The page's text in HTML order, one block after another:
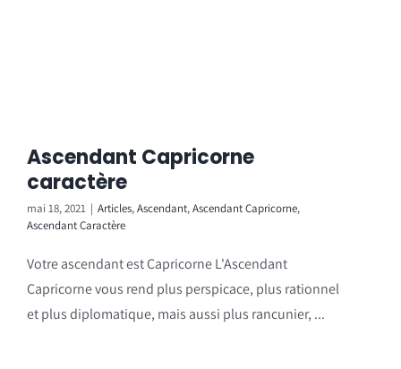
Ascendant Capricorne
caractère
mai 18, 2021 | Articles,Ascendant,Ascendant Capricorne,
Ascendant Caractère
Votre ascendant est Capricorne L'Ascendant
Capricorne vous rend plus perspicace, plus rationnel
et plus diplomatique, mais aussi plus rancunier, ...